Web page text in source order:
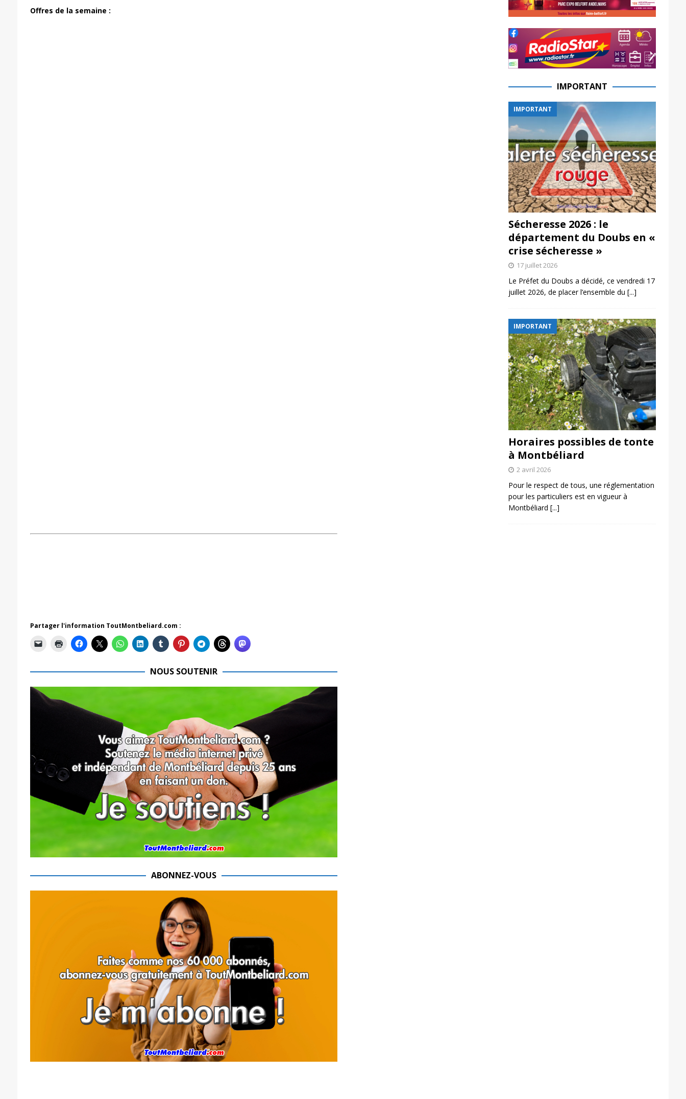
Offres de la semaine :
Partager l'information ToutMontbeliard.com :
NOUS SOUTENIR
ABONNEZ-VOUS
IMPORTANT
IMPORTANT
Sécheresse 2026 : le
département du Doubs en «
crise sécheresse »
17 juillet 2026
Le Préfet du Doubs a décidé, ce vendredi 17
juillet 2026, de placer l’ensemble du [...]
IMPORTANT
Horaires possibles de tonte
à Montbéliard
2 avril 2026
Pour le respect de tous, une réglementation
pour les particuliers est en vigueur à
Montbéliard [...]